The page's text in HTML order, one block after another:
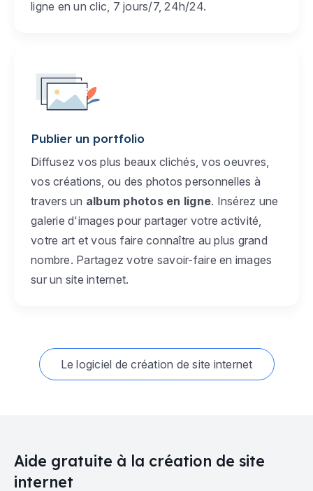
ligne en un clic, 7 jours/7, 24h/24.
Publier un portfolio
Diffusez vos plus beaux clichés, vos oeuvres,
vos créations, ou des photos personnelles à
travers un album photos en ligne. Insérez une
galerie d'images pour partager votre activité,
votre art et vous faire connaître au plus grand
nombre. Partagez votre savoir-faire en images
sur un site internet.
Le logiciel de création de site internet
Aide gratuite à la création de site
internet